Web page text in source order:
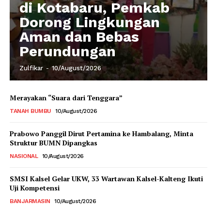
di Kotabaru, Pemkab
Dorong Lingkungan
Aman dan Bebas
Perundungan
Zulfikar - 10/August/2026
Merayakan “Suara dari Tenggara”
TANAH BUMBU 10/August/2026
Prabowo Panggil Dirut Pertamina ke Hambalang, Minta
Struktur BUMN Dipangkas
NASIONAL 10/August/2026
SMSI Kalsel Gelar UKW, 33 Wartawan Kalsel-Kalteng Ikuti
Uji Kompetensi
BANJARMASIN 10/August/2026